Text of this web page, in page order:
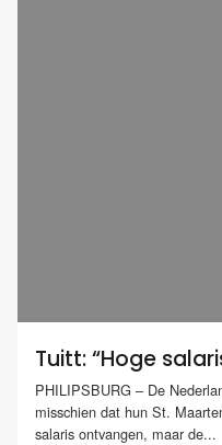
Tuitt: “Hoge
PHILIPSBURG – De
misschien dat hun St.
salaris ontvangen, maar de...